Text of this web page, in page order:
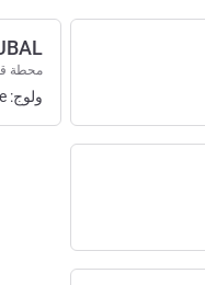
محطة
ولوج: